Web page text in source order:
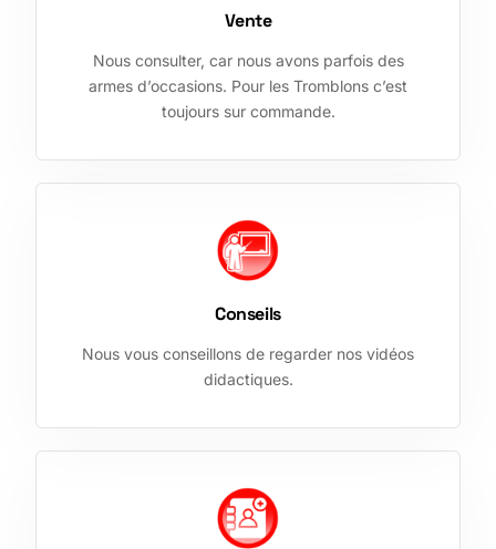
Vente
Nous consulter, car nous avons parfois des
armes d’occasions. Pour les Tromblons c’est
toujours sur commande.
Conseils
Nous vous conseillons de regarder nos vidéos
didactiques.